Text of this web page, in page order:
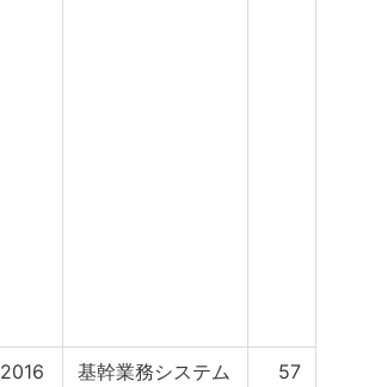
2016
基幹業務システム
57